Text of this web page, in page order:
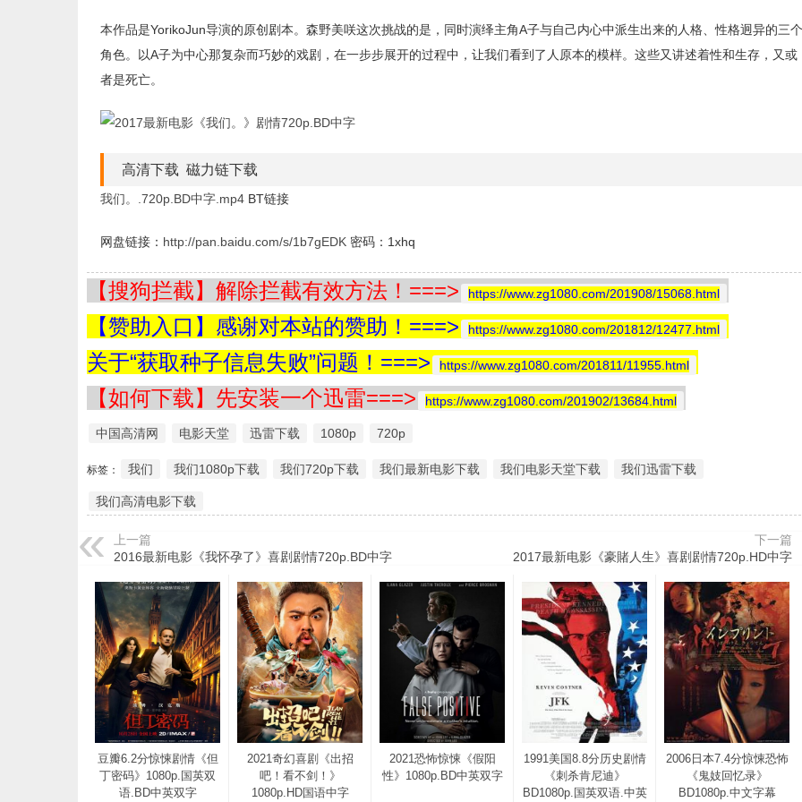
本作品是YorikoJun导演的原创剧本。森野美咲这次挑战的是，同时演绎主角A子与自己内心中派生出来的人格、性格迥异的三个
角色。以A子为中心那复杂而巧妙的戏剧，在一步步展开的过程中，让我们看到了人原本的模样。这些又讲述着性和生存，又或
者是死亡。
高清下载 磁力链下载
我们。.720p.BD中字.mp4 BT链接
网盘链接： http://pan.baidu.com/s/1b7gEDK 密码：1xhq
【搜狗拦截】解除拦截有效方法！===> https://www.zg1080.com/201908/15068.html
【赞助入口】感谢对本站的赞助！===> https://www.zg1080.com/201812/12477.html
关于“获取种子信息失败”问题！===> https://www.zg1080.com/201811/11955.html
【如何下载】先安装一个迅雷===> https://www.zg1080.com/201902/13684.html
中国高清网 电影天堂 迅雷下载 1080p 720p
标签： 我们 我们1080p下载 我们720p下载 我们最新电影下载 我们电影天堂下载 我们迅雷下载
我们高清电影下载
上一篇
2016最新电影《我怀孕了》喜剧剧情720p.BD中字
下一篇
2017最新电影《豪賭人生》喜剧剧情720p.HD中字
豆瓣6.2分惊悚剧情《但
丁密码》1080p.国英双
语.BD中英双字
2021奇幻喜剧《出招
吧！看不剑！》
1080p.HD国语中字
2021恐怖惊悚《假阳
性》1080p.BD中英双字
1991美国8.8分历史剧情
《刺杀肯尼迪》
BD1080p.国英双语.中英
2006日本7.4分惊悚恐怖
《鬼妓回忆录》
BD1080p.中文字幕